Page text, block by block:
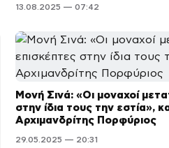
13.08.2025 — 07:42
Μονή Σινά: «Οι μοναχοί
στην ίδια τους την εστία»,
Αρχιμανδρίτης Πορφύριος
29.05.2025 — 20:31